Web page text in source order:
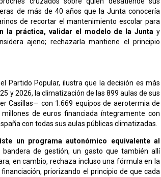
de más de 40 años que la Junta conocería
de recortar el mantenimiento escolar para
la práctica, validar el modelo de la Junta y
ajeno; rechazarla mantiene el principio
Partido Popular, ilustra que la decisión es más
y 2026, la climatización de las 899 aulas de sus
Casillas— con 1.669 equipos de aerotermia de
de euros financiada íntegramente con
con todas sus aulas públicas climatizadas.
un programa autonómico equivalente al
de gestión, un gasto que también allí
en cambio, rechaza incluso una fórmula en la
priorizando el principio de que cada